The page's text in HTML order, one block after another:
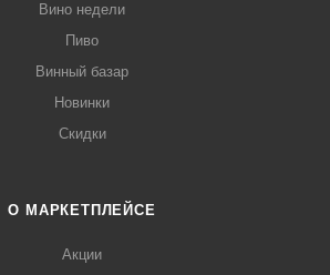
Вино недели
Пиво
Винный базар
Новинки
Скидки
О МАРКЕТПЛЕЙСЕ
Акции